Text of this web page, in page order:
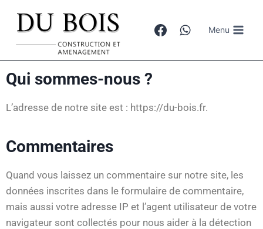
Menu
Qui sommes-nous ?
L’adresse de notre site est : https://du-bois.fr.
Commentaires
Quand vous laissez un commentaire sur notre site, les
données inscrites dans le formulaire de commentaire,
mais aussi votre adresse IP et l’agent utilisateur de votre
navigateur sont collectés pour nous aider à la détection